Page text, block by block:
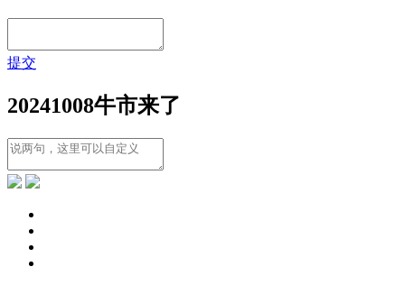
提交
20241008牛市来了